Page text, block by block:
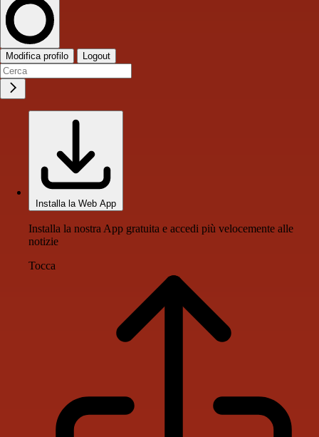
Modifica profilo Logout
Installa la Web App
Installa la nostra App gratuita e accedi più velocemente alle
notizie
Tocca